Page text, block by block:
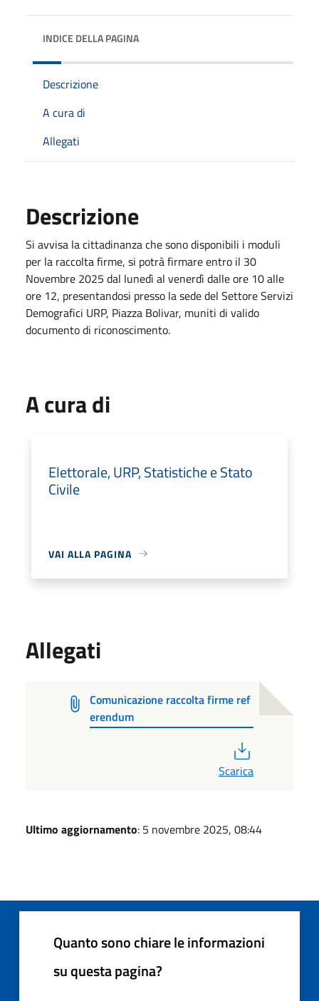
INDICE DELLA PAGINA
Descrizione
A cura di
Allegati
Descrizione
Si avvisa la cittadinanza che sono disponibili i moduli
per la raccolta firme, si potrà firmare entro il 30
Novembre 2025 dal lunedì al venerdì dalle ore 10 alle
ore 12, presentandosi presso la sede del Settore Servizi
Demografici URP, Piazza Bolivar, muniti di valido
documento di riconoscimento.
A cura di
Elettorale, URP, Statistiche e Stato
Civile
VAI ALLA PAGINA
Allegati
Comunicazione raccolta firme ref
erendum
Scarica
Ultimo aggiornamento: 5 novembre 2025, 08:44
Quanto sono chiare le informazioni
su questa pagina?